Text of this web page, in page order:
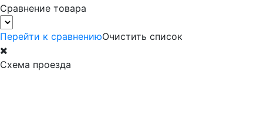
Сравнение товара
Перейти к сравнениюОчистить список
Схема проезда